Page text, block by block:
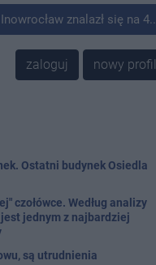
się na 4. miejscu w Polsce w rankingu miast najbardziej podatnych na skutki upałów. Tak wynika z analizy przygotowanej przez Onet, który opracował autorski Indeks Podatności na Upały na podstawie danych satelitarnych, informacji o zabudowie, ilości zieleni oraz struktury mieszkańców.
zaloguj nowy profil
Ostatni budynek Osiedla
czołówce. Według analizy
jednym z najbardziej
są utrudnienia